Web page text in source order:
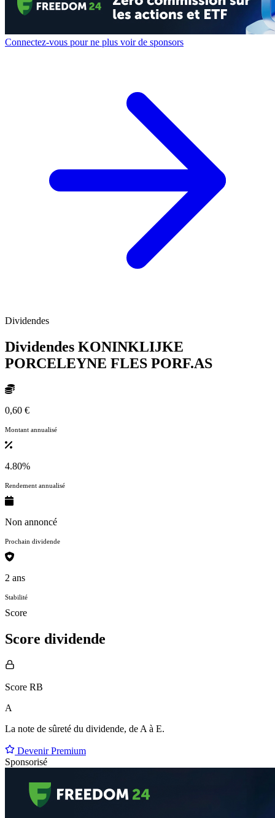
Connectez-vous pour ne plus voir de sponsors
Dividendes
Dividendes KONINKLIJKE
PORCELEYNE FLES PORF.AS
0,60 €
Montant annualisé
4.80%
Rendement annualisé
Non annoncé
Prochain dividende
2 ans
Stabilité
Score
Score dividende
Score RB
A
La note de sûreté du dividende, de A à E.
Devenir Premium
Sponsorisé